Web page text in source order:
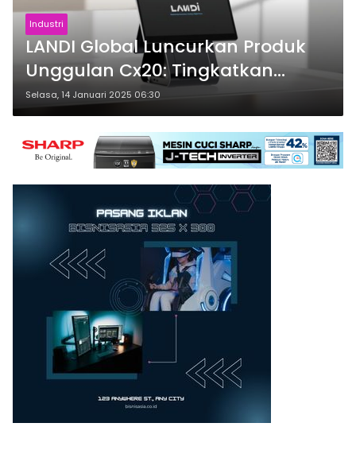
Industri
LANDI Global Luncurkan Produk
Unggulan Cx20: Tingkatkan
Efisiensi Bisnis
Selasa, 14 Januari 2025 06:30